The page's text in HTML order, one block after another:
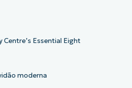
Centre’s Essential Eight
moderna